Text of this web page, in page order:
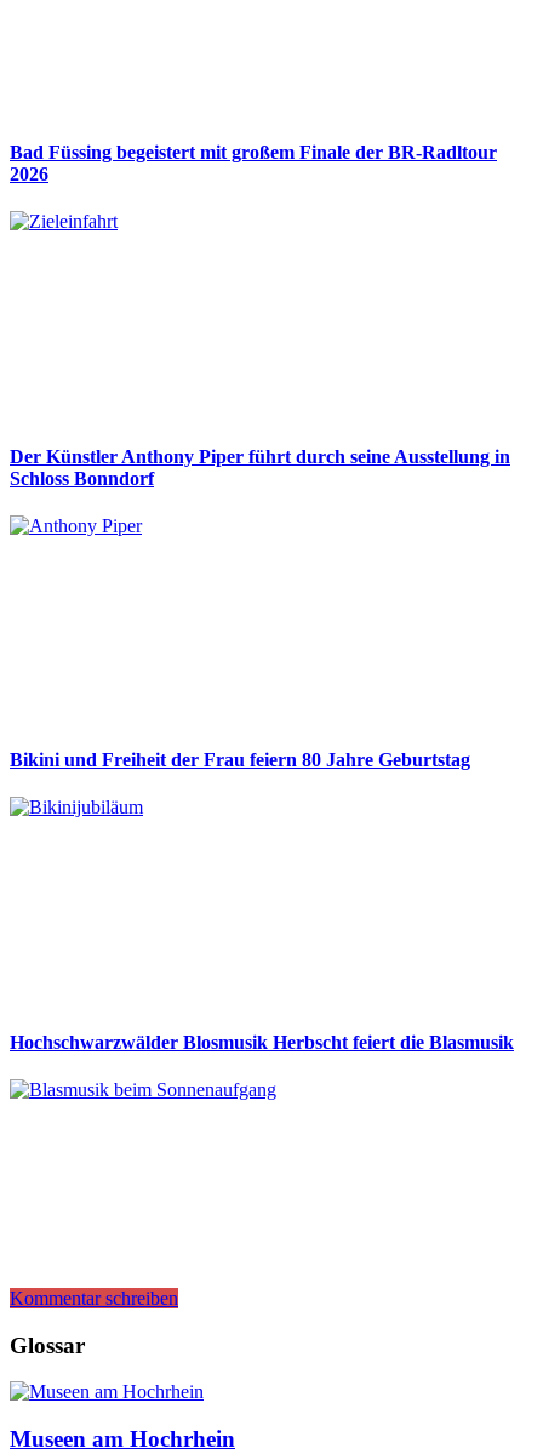
Bad Füssing begeistert mit großem Finale der BR-Radltour
2026
Der Künstler Anthony Piper führt durch seine Ausstellung in
Schloss Bonndorf
Bikini und Freiheit der Frau feiern 80 Jahre Geburtstag
Hochschwarzwälder Blosmusik Herbscht feiert die Blasmusik
Kommentar schreiben
Glossar
Museen am Hochrhein